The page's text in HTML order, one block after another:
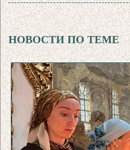
НОВОСТИ ПО ТЕМЕ